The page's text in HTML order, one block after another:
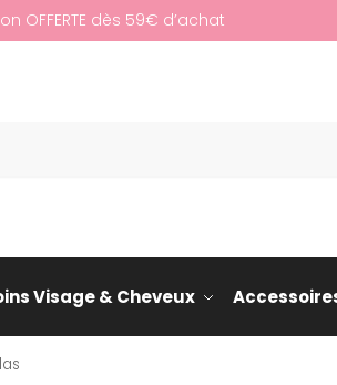
OFFERTE dès 59€ d’achat
Visage & Cheveux